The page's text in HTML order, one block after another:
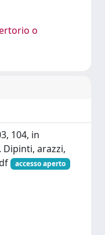
o
104, in
Dipinti, arazzi,
accesso aperto